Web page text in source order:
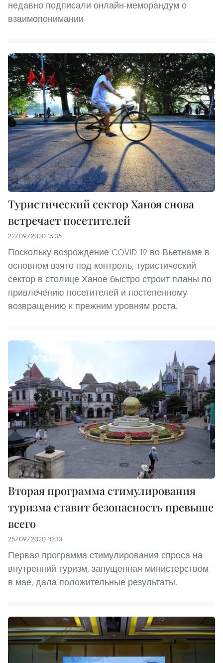
недавно подписали онлайн-меморандум о
взаимопонимании
Туристический сектор Ханоя снова
встречает посетителей
22/09/2020 15:35
Поскольку возрождение COVID-19 во Вьетнаме в
основном взято под контроль, туристический
сектор в столице Ханое быстро строит планы по
привлечению посетителей и постепенному
возвращению к прежним уровням роста.
Вторая программа стимулирования
туризма ставит безопасность превыше
всего
25/09/2020 10:33
Первая программа стимулирования спроса на
внутренний туризм, запущенная министерством
в мае, дала положительные результаты.